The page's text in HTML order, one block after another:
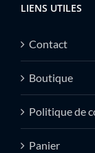
LIENS UTILES
Contact
Boutique
Politique de
Panier